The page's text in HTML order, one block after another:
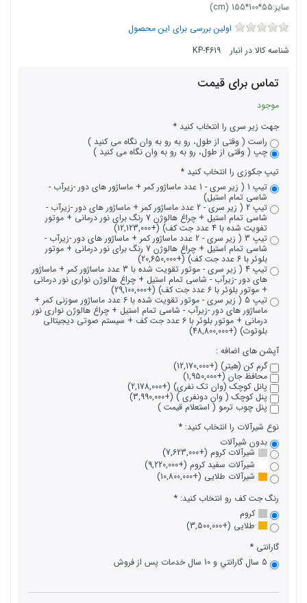
سایز:55*100*155 (cm)
اولین بررسی برای این محصول
شناسه کالا در انبار
KP-4619
تماس برای قیمت
موجود
جهت زیر سری را انتخاب کنید
راست ( وقتی از طول، رو به رو به وان نگاه می کنید )
چپ ( وقتی از طول، رو به رو به وان نگاه می کنید )
تیپ جکوزی را انتخاب کنید
تیپ 1 ( زیر سری - 1 عدد ماساژور کمر + ماساژور های دور -زیرآب -
شاسی تمام استیل)
تیپ 2 ( زیر سری - 2 عدد ماساژور کمر + ماساژور های دور -زیرآب -
شاسی تمام استیل + چراغ هالوژن 7 رنگ برای نور درمانی + موتور
تفویت شده با 4 عدد جت کف) (+12,123,000)
تیپ 3 ( زیر سری - 2 عدد ماساژور کمر + ماساژور های دور -زیرآب -
شاسی تمام استیل + چراغ هالوژن 7 رنگ برای نور درمانی + موتور
بلوئر با 6 عدد جت کف) (+20,650,000)
تیپ 4 ( زیر سری - موتور تقویت شده با 3 عدد ماساژور کمر + ماساژور
های دور -زیرآب - شاسی تمام استیل + چراغ هالوژن نواری نور درمانی
+ موتور بلوئر با 6 عدد جت کف) (+29,100,000)
تیپ 5 ( زیر سری - موتور تقویت شده با 6 عدد ماساژور سوزنی کمر +
ماساژور های دور -زیرآب - شاسی تمام استیل + چراغ هالوژن نواری نور
درمانی + موتور بلوئر با 6 عدد جت کف + سیستم صوتی دیجیتالی
بلوتوث) (+48,800,000)
آپشن های اضافه :
گرم کن (هیتر) (+12,170,000)
محافظ جان (+1,950,000)
پانل کوچک (وان تک نفری) (+2,178,000)
پنل کوچک ( وان دونفری ) (+3,990,000)
پنل چوب ترمو ( استعلام قیمت )
نوع شیرآلات را انتخاب کنید:
بدون شیرآلات
شیرآلات کروم (+7,623,000)
شیرآلات سفید کروم (+9,220,000)
شیرآلات طلایی (+10,800,000)
رنگ جت کف رو انتخاب کنید:
کروم
طلایی (+3,500,000)
گارانتی
5 سال گارانتي و 10 سال خدمات پس از فروش